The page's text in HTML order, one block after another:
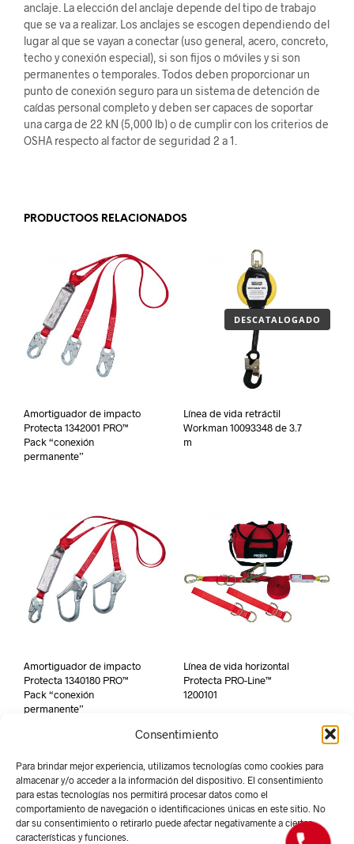
Consentimiento
Para brindar mejor experiencia, utilizamos tecnologías como cookies para
almacenar y/o acceder a la información del dispositivo. El consentimiento
para estas tecnologías nos permitirá procesar datos como el
comportamiento de navegación o identificaciones únicas en este sitio. No
dar su consentimiento o retirarlo puede afectar negativamente a ciertas
características y funciones.
anclaje. La elección del anclaje depende del tipo de trabajo
que se va a realizar. Los anclajes se escogen dependiendo del
lugar al que se vayan a conectar (uso general, acero, concreto,
techo y conexión especial), si son fijos o móviles y si son
permanentes o temporales. Todos deben proporcionar un
punto de conexión seguro para un sistema de detención de
caídas personal completo y deben ser capaces de soportar
una carga de 22 kN (5,000 lb) o de cumplir con los criterios de
OSHA respecto al factor de seguridad 2 a 1.
PRODUCTOOS RELACIONADOS
Amortiguador de impacto
Protecta 1342001 PRO™
Pack “conexión
permanente”
DESCATALOGADO
Línea de vida retráctil
Workman 10093348 de 3.7
m
Amortiguador de impacto
Protecta 1340180 PRO™
Pack “conexión
permanente”
Línea de vida horizontal
Protecta PRO-Line™
1200101